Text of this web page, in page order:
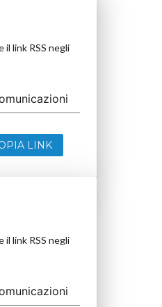
il link RSS negli
LINK
il link RSS negli